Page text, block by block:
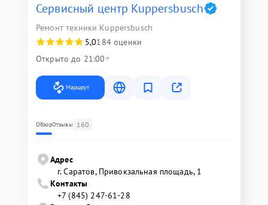
Сервисный центр Kuppersbusch
Ремонт техники Kuppersbusch
5,0184 оценки
Открыто до 21:00
Маршрут
ОбзорОтзывы 160
Адрес
г. Саратов, Привокзальная площадь, 1
Контакты
+7 (845) 247-61-28